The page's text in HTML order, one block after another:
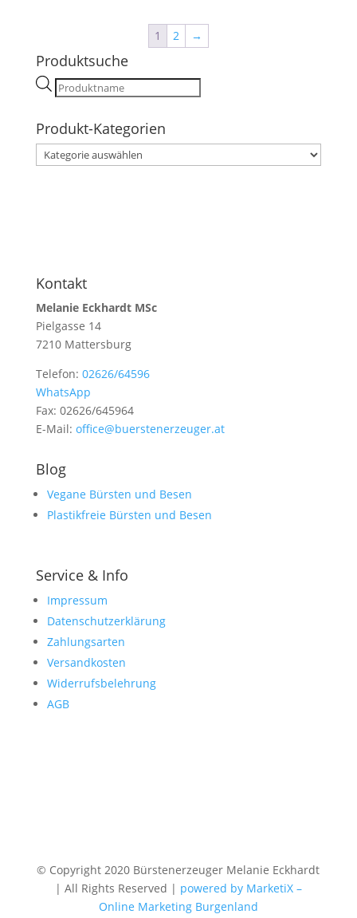
1 2 →
Produktsuche
Products
search
Produkt-Kategorien
Kontakt
Melanie Eckhardt MSc
Pielgasse 14
7210 Mattersburg
Telefon: 02626/64596
WhatsApp
Fax: 02626/645964
E-Mail: office@buerstenerzeuger.at
Blog
Vegane Bürsten und Besen
Plastikfreie Bürsten und Besen
Service & Info
Impressum
Datenschutzerklärung
Zahlungsarten
Versandkosten
Widerrufsbelehrung
AGB
© Copyright 2020 Bürstenerzeuger Melanie Eckhardt
| All Rights Reserved | powered by MarketiX –
Online Marketing Burgenland